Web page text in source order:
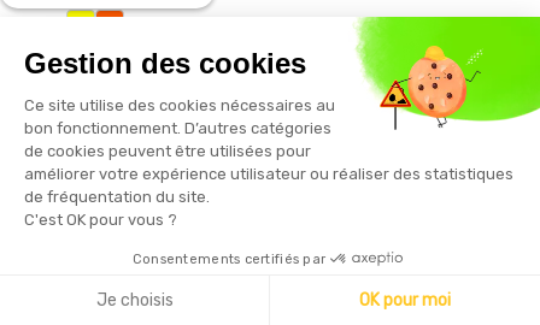
16,73 € HT
Gestion des cookies
Ce site utilise des cookies nécessaires au
bon fonctionnement. D’autres catégories
de cookies peuvent être utilisées pour
améliorer votre expérience utilisateur ou réaliser des statistiques
de fréquentation du site.
C'est OK pour vous ?
Consentements certifiés par
Je choisis OK pour moi